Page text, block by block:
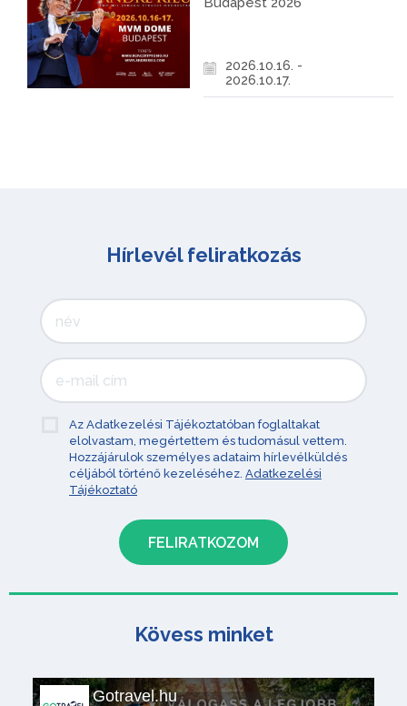
2026.10.16. -
2026.10.17.
Hírlevél feliratkozás
Az Adatkezelési Tájékoztatóban foglaltakat
elolvastam, megértettem és tudomásul vettem.
Hozzájárulok személyes adataim hírlevélküldés
céljából történő kezeléséhez. Adatkezelési
Tájékoztató
Kövess minket
Gotravel.hu